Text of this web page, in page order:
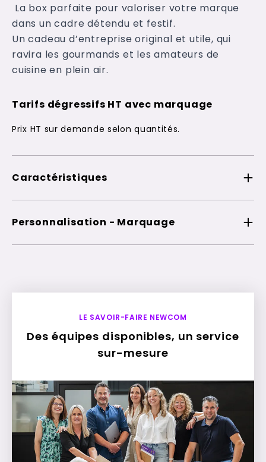
La box parfaite pour valoriser votre marque
dans un cadre détendu et festif.
Un cadeau d’entreprise original et utile, qui
ravira les gourmands et les amateurs de
cuisine en plein air.
Tarifs dégressifs HT avec marquage
Prix HT sur demande selon quantités.
Caractéristiques
Personnalisation - Marquage
LE SAVOIR-FAIRE NEWCOM
Des équipes disponibles, un service
sur-mesure